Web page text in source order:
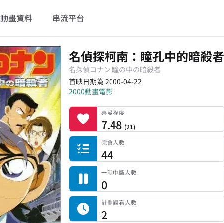
動畫資料 串流平台
名偵探柯南：瞳孔中的暗殺者
名探偵コナン 瞳の中の暗殺者
首映日期為 2000-04-22
2000動畫電影
喜愛程度 喜愛程度
7.48 (21)
記錄總人數
完食人數
完食人數
44
追番中人數
一時中斷人數
一時中斷人數
0
棄番人數
計劃觀看人數
計劃觀看人數
2